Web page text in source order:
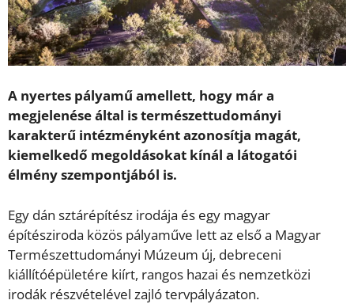
A nyertes pályamű amellett, hogy már a
megjelenése által is természettudományi
karakterű intézményként azonosítja magát,
kiemelkedő megoldásokat kínál a látogatói
élmény szempontjából is.
Egy dán sztárépítész irodája és egy magyar
építésziroda közös pályaműve lett az első a Magyar
Természettudományi Múzeum új, debreceni
kiállítóépületére kiírt, rangos hazai és nemzetközi
irodák részvételével zajló tervpályázaton.